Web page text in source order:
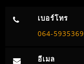
เบอร์โทร
064-5935369
อีเมล